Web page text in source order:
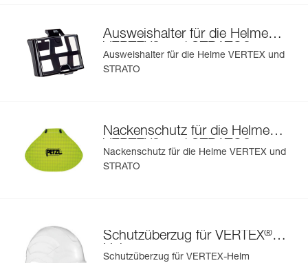
Ausweishalter für die Helme
VERTEX
und STRATO
Ausweishalter für die Helme VERTEX und
STRATO
Nackenschutz für die Helme
VERTEX und STRATO
Nackenschutz für die Helme VERTEX und
STRATO
Schutzüberzug für VERTEX®-
Helm
Schutzüberzug für VERTEX-Helm